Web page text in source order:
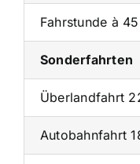
Fahrstunde à
Sonderfahrten
Überlandfahrt
Autobahnfahrt